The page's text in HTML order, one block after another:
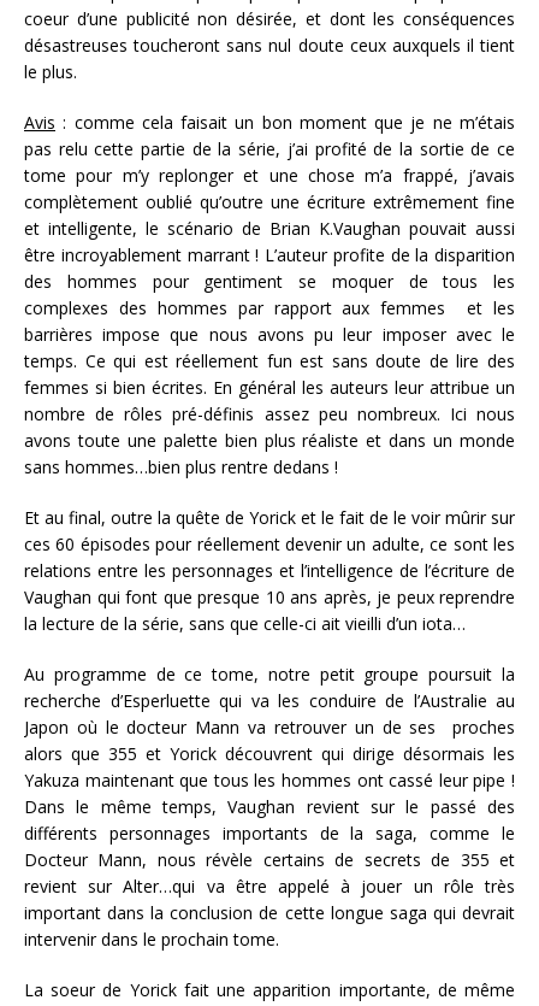
coeur d’une publicité non désirée, et dont les conséquences
désastreuses toucheront sans nul doute ceux auxquels il tient
le plus.
Avis : comme cela faisait un bon moment que je ne m’étais
pas relu cette partie de la série, j’ai profité de la sortie de ce
tome pour m’y replonger et une chose m’a frappé, j’avais
complètement oublié qu’outre une écriture extrêmement fine
et intelligente, le scénario de Brian K.Vaughan pouvait aussi
être incroyablement marrant ! L’auteur profite de la disparition
des hommes pour gentiment se moquer de tous les
complexes des hommes par rapport aux femmes et les
barrières impose que nous avons pu leur imposer avec le
temps. Ce qui est réellement fun est sans doute de lire des
femmes si bien écrites. En général les auteurs leur attribue un
nombre de rôles pré-définis assez peu nombreux. Ici nous
avons toute une palette bien plus réaliste et dans un monde
sans hommes…bien plus rentre dedans !
Et au final, outre la quête de Yorick et le fait de le voir mûrir sur
ces 60 épisodes pour réellement devenir un adulte, ce sont les
relations entre les personnages et l’intelligence de l’écriture de
Vaughan qui font que presque 10 ans après, je peux reprendre
la lecture de la série, sans que celle-ci ait vieilli d’un iota…
Au programme de ce tome, notre petit groupe poursuit la
recherche d’Esperluette qui va les conduire de l’Australie au
Japon où le docteur Mann va retrouver un de ses proches
alors que 355 et Yorick découvrent qui dirige désormais les
Yakuza maintenant que tous les hommes ont cassé leur pipe !
Dans le même temps, Vaughan revient sur le passé des
différents personnages importants de la saga, comme le
Docteur Mann, nous révèle certains de secrets de 355 et
revient sur Alter…qui va être appelé à jouer un rôle très
important dans la conclusion de cette longue saga qui devrait
intervenir dans le prochain tome.
La soeur de Yorick fait une apparition importante, de même